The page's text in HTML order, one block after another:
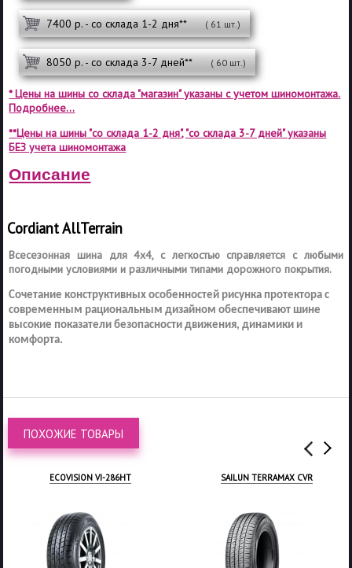
7400 р. - со склада 1-2 дня** ( 61 шт.)
8050 р. - со склада 3-7 дней** ( 60 шт.)
* Цены на шины со склада "магазин" указаны с учетом шиномонтажа.
Подробнее...
**Цены на шины "со склада 1-2 дня", "со склада 3-7 дней" указаны
БЕЗ учета шиномонтажа
Описание
Cordiant AllTerrain
Всесезонная шина для 4х4, с легкостью справляется с любыми
погодными условиями и различными типами дорожного покрытия.
Сочетание конструктивных особенностей рисунка протектора с
современным рациональным дизайном обеспечивают шине
высокие показатели безопасности движения, динамики и
комфорта.
ПОХОЖИЕ ТОВАРЫ
ECOVISION VI-286HT SAILUN TERRAMAX CVR